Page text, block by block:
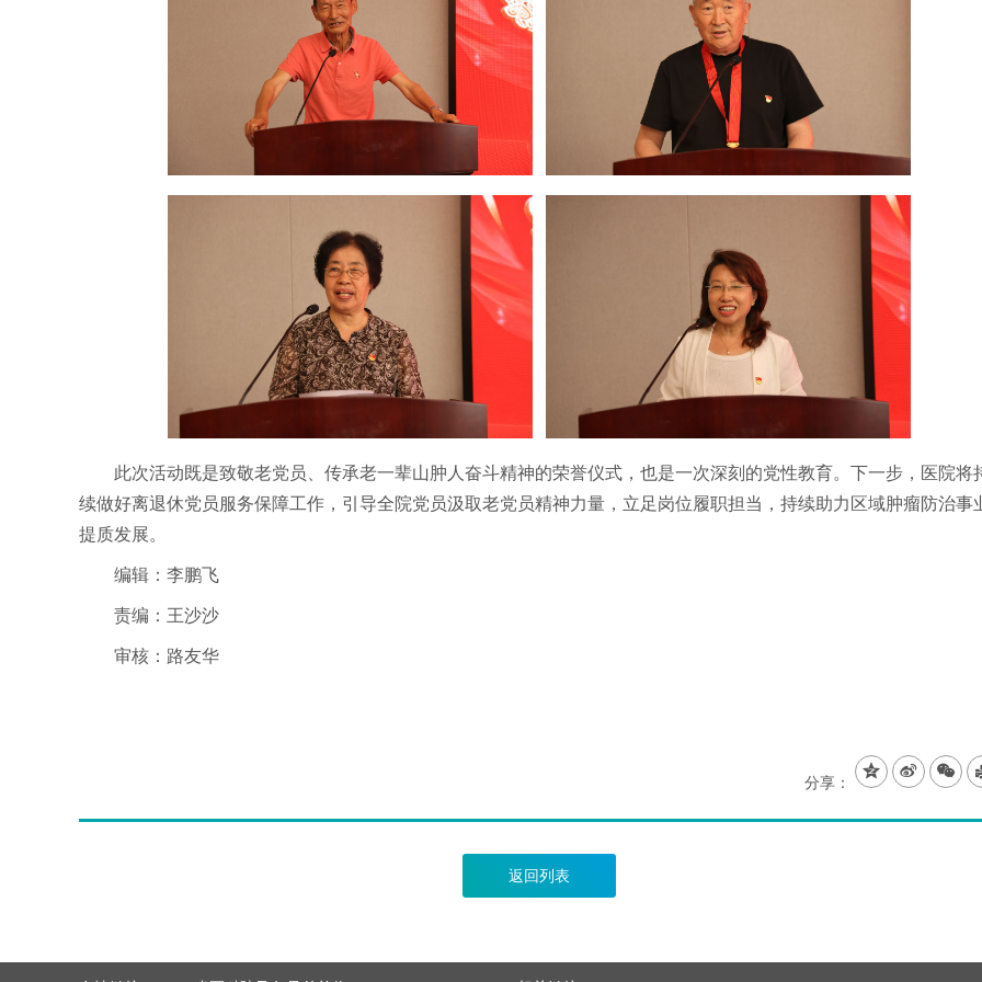
此次活动既是致敬老党员、传承老一辈山肿人奋斗精神的荣誉仪式，也是一次深刻的党性教育。下一步，医院将
续做好离退休党员服务保障工作，引导全院党员汲取老党员精神力量，立足岗位履职担当，持续助力区域肿瘤防治事
提质发展。
编辑：李鹏飞
责编：王沙沙
审核：路友华
分享：
  
返回列表